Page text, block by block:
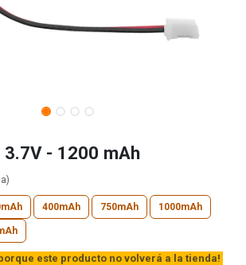
- 1200 mAh
400mAh 750mAh 1000mAh
este producto no volverá a la tienda!